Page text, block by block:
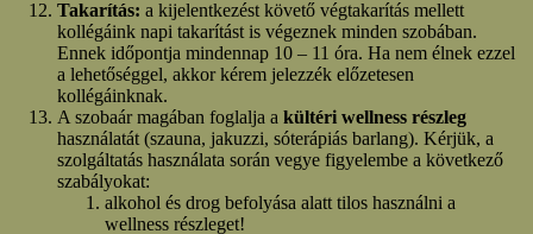
Takarítás: a kijelentkezést követő végtakarítás mellett
kollégáink napi takarítást is végeznek minden szobában.
Ennek időpontja mindennap 10 – 11 óra. Ha nem élnek ezzel
a lehetőséggel, akkor kérem jelezzék előzetesen
kollégáinknak.
A szobaár magában foglalja a kültéri wellness részleg
használatát (szauna, jakuzzi, sóterápiás barlang). Kérjük, a
szolgáltatás használata során vegye figyelembe a következő
szabályokat:
alkohol és drog befolyása alatt tilos használni a
wellness részleget!